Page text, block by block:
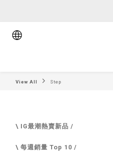
View All Step
\ IG最潮熱賣新品 /
\ 每週銷量 Top 10 /